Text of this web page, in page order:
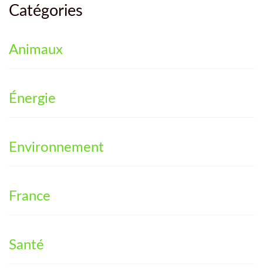
Catégories
Animaux
Énergie
Environnement
France
Santé